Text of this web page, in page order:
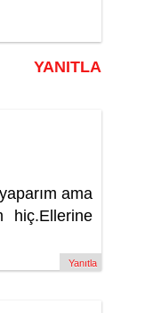
YANITLA
ama
hiç.Ellerine
Yanıtla